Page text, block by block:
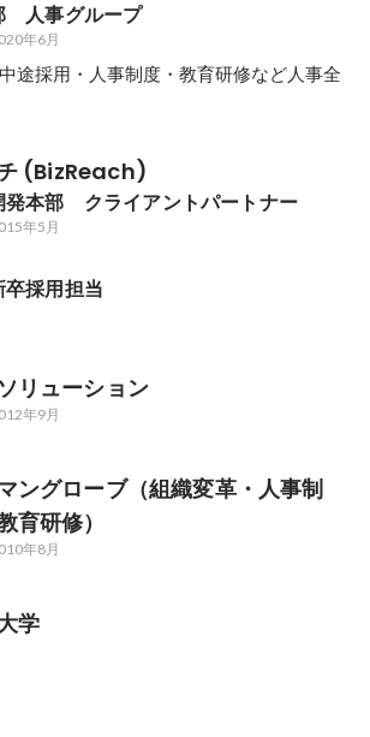
人事グループ
年6月
途採用・人事制度・教育研修など人事全
(BizReach)
発本部　クライアントパートナー
年5月
採用担当
リューション
年9月
ングローブ（組織変革・人事制
育研修）
年8月
学